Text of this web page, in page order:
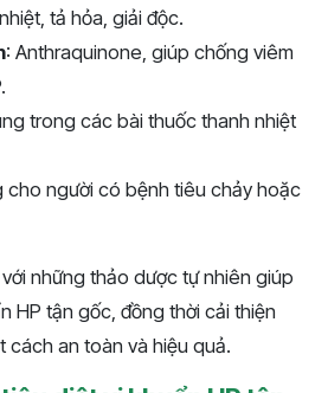
tả hỏa, giải độc.
: Anthraquinone, giúp chống viêm
trong các bài thuốc thanh nhiệt
cho người có bệnh tiêu chảy hoặc
những thảo dược tự nhiên giúp
HP tận gốc, đồng thời cải thiện
cách an toàn và hiệu quả.